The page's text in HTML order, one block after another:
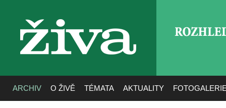
živa
ARCHIV O ŽIVĚ TÉMATA AKTUALITY